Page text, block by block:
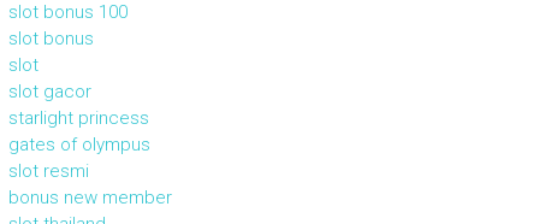
slot bonus 100
slot bonus
slot
slot gacor
starlight princess
gates of olympus
slot resmi
bonus new member